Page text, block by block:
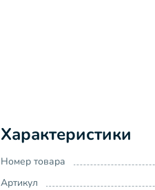
Характеристики
Номер товара
Артикул